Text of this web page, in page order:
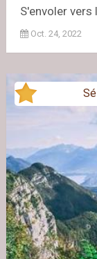
S'envoler vers
Oct. 24, 2022